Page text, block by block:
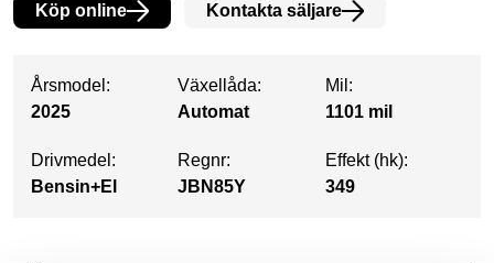
Köp online Kontakta säljare
Årsmodel:
2025
Växellåda:
Automat
Mil:
1101 mil
Drivmedel:
Bensin+El
Regnr:
JBN85Y
Effekt (hk):
349